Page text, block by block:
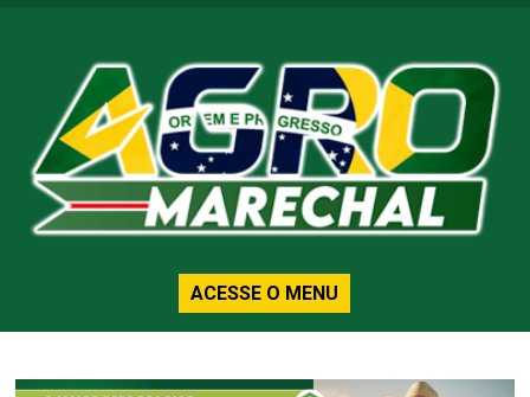
ACESSE O MENU